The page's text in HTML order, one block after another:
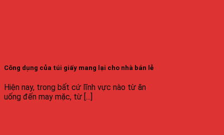
Công dụng của túi giấy mang lại cho nhà bán lẻ
Hiện nay, trong bất cứ lĩnh vực nào từ ăn
uống đến may mặc, từ [...]